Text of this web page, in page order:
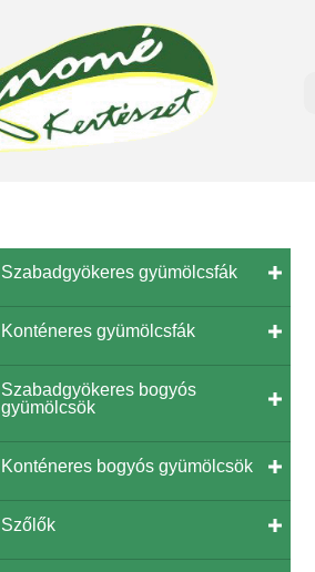
Szabadgyökeres gyümölcsfák
Konténeres gyümölcsfák
Szabadgyökeres bogyós
gyümölcsök
Konténeres bogyós gyümölcsök
Szőlők